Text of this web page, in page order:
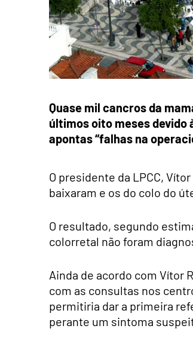
Quase mil cancros da
últimos oito meses devido
apontas “falhas na
O presidente da LPCC,
baixaram e os do colo do
O resultado, segundo
colorretal não foram
Ainda de acordo com Vítor
com as consultas nos
permitiria dar a primeira
perante um sintoma